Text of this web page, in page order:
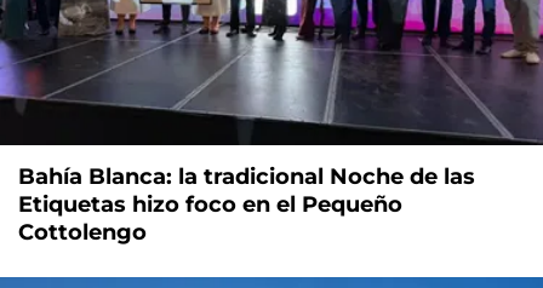
Bahía Blanca: la tradicional Noche de las
Etiquetas hizo foco en el Pequeño
Cottolengo